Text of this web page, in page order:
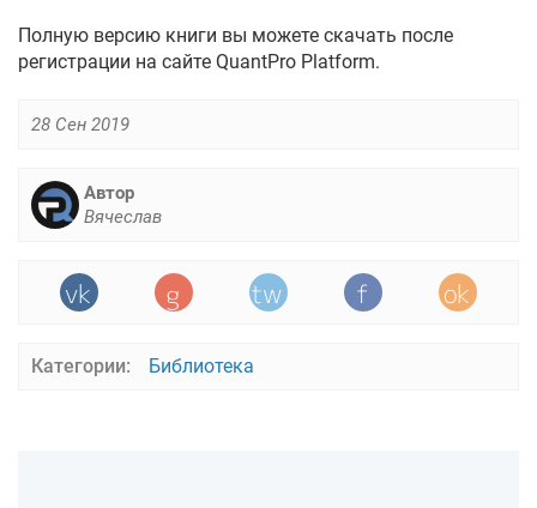
Полную версию книги вы можете скачать после
регистрации на сайте QuantPro Platform.
28 Сен 2019
Автор
Вячеслав
Категории: Библиотека